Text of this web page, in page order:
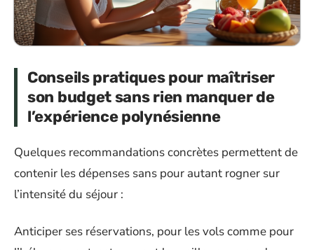
Conseils pratiques pour maîtriser
son budget sans rien manquer de
l’expérience polynésienne
Quelques recommandations concrètes permettent de
contenir les dépenses sans pour autant rogner sur
l’intensité du séjour :
Anticiper ses réservations, pour les vols comme pour